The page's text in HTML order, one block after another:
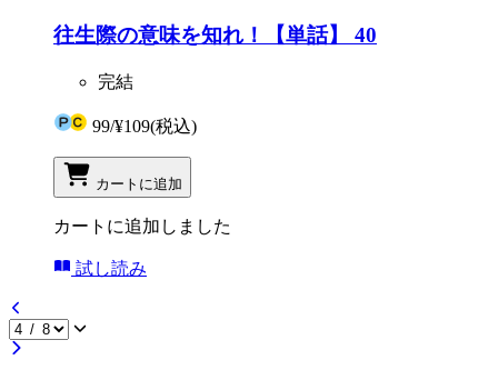
往生際の意味を知れ！【単話】 40
完結
99/¥109(税込)
カートに追加
カートに追加しました
試し読み